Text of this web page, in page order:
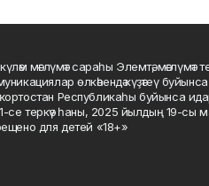
мәғлүмәт сараһы Элемтә, мәғлүмәт
өлкәһендә күҙәтеү
Республикаһы буйынса
се теркәү һаны, 2025 йылдың 19-сы
для детей «18+»